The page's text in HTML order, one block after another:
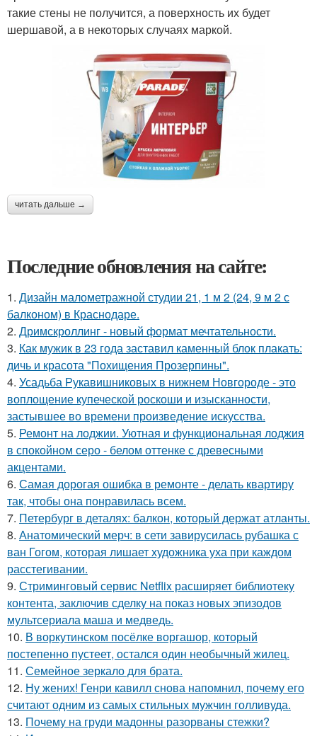
такие стены не получится, а поверхность их будет
шершавой, а в некоторых случаях маркой.
читать дальше →
Последние обновления на сайте:
1. Дизайн малометражной студии 21, 1 м 2 (24, 9 м 2 с
балконом) в Краснодаре.
2. Дримскроллинг - новый формат мечтательности.
3. Как мужик в 23 года заставил каменный блок плакать:
дичь и красота "Похищения Прозерпины".
4. Усадьба Рукавишниковых в нижнем Новгороде - это
воплощение купеческой роскоши и изысканности,
застывшее во времени произведение искусства.
5. Ремонт на лоджии. Уютная и функциональная лоджия
в спокойном серо - белом оттенке с древесными
акцентами.
6. Самая дорогая ошибка в ремонте - делать квартиру
так, чтобы она понравилась всем.
7. Петербург в деталях: балкон, который держат атланты.
8. Анатомический мерч: в сети завирусилась рубашка с
ван Гогом, которая лишает художника уха при каждом
расстегивании.
9. Стриминговый сервис Netflix расширяет библиотеку
контента, заключив сделку на показ новых эпизодов
мультсериала маша и медведь.
10. В воркутинском посёлке воргашор, который
постепенно пустеет, остался один необычный жилец.
11. Семейное зеркало для брата.
12. Ну жених! Генри кавилл снова напомнил, почему его
считают одним из самых стильных мужчин голливуда.
13. Почему на груди мадонны разорваны стежки?